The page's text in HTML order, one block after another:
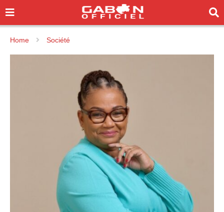
Home Société